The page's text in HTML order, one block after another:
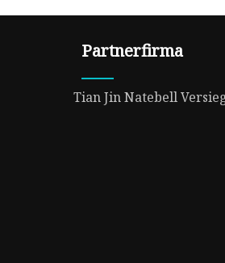
Partnerfirma
Tian Jin Natebell